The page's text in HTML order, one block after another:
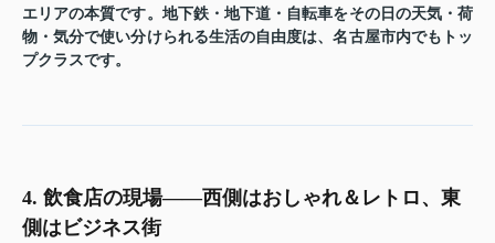
エリアの本質です。地下鉄・地下道・自転車をその日の天気・荷
物・気分で使い分けられる生活の自由度は、名古屋市内でもトッ
プクラスです。
4. 飲食店の現場——西側はおしゃれ＆レトロ、東
側はビジネス街